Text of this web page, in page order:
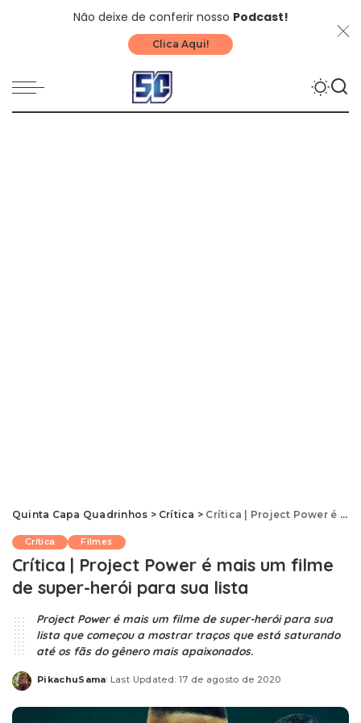
Não deixe de conferir nosso Podcast!
Clica Aqui!
Quinta Capa Quadrinhos > Crítica > Crítica | Project Power é mais um filme de super-herói para sua lista
Crítica Filmes
Crítica | Project Power é mais um filme
de super-herói para sua lista
Project Power é mais um filme de super-herói para sua
lista que começou a mostrar traços que está saturando
até os fãs do gênero mais apaixonados.
Posted
PikachuSama Last Updated: 17 de agosto de 2020